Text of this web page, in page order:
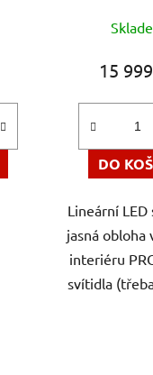
15
DO
Lineární
jasná obloha
interiéru
svítidla (třeba